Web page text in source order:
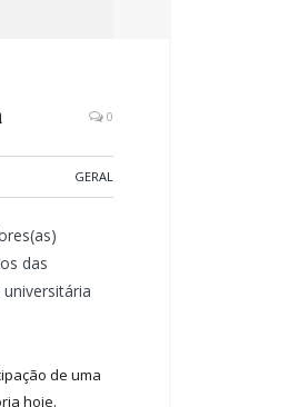
0
GERAL
das
de uma
hoje.